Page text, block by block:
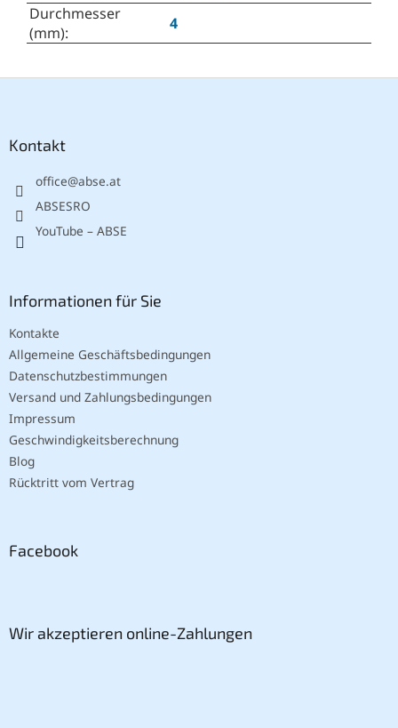
Durchmesser
(mm): 4
Kontakt
office@abse.at
ABSESRO
YouTube – ABSE
Informationen für Sie
Kontakte
Allgemeine Geschäftsbedingungen
Datenschutzbestimmungen
Versand und Zahlungsbedingungen
Impressum
Geschwindigkeitsberechnung
Blog
Rücktritt vom Vertrag
Facebook
Wir akzeptieren online-Zahlungen